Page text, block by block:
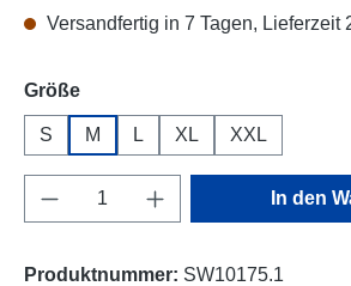
Versandfertig in 7 Tagen, Lieferzeit
Größeauswählen
S M L XL XXL
Produkt Anzahl: Gib den
In den
Produktnummer: SW10175.1